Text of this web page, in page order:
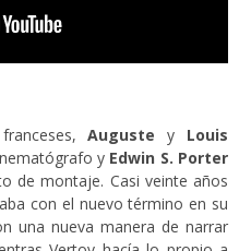
Auguste y Louis
y Edwin S. Porter
de montaje. Casi veinte años
con el nuevo término en su
una nueva manera de narrar